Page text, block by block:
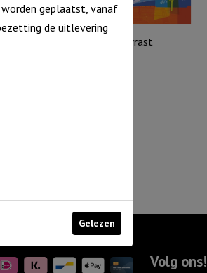
Een kerk die verrast
Volg ons!
geplaatst, vanaf
de uitlevering
Gelezen